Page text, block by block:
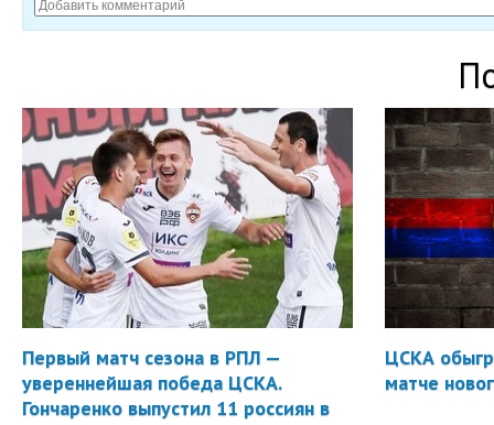
Первый матч сезона в РПЛ —
увереннейшая победа ЦСКА.
Гончаренко выпустил 11 россиян в
ЦСКА
матче